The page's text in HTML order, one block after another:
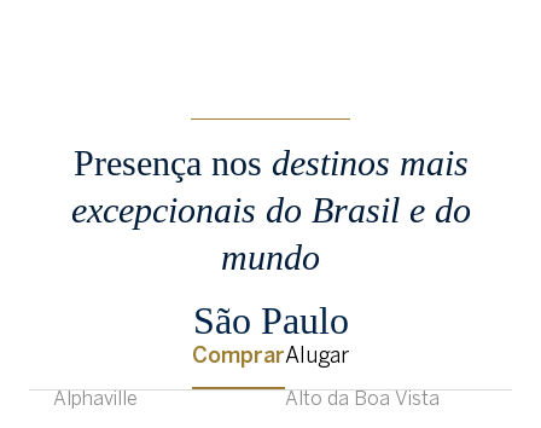
Presença nos destinos mais
excepcionais do Brasil e do
mundo
São Paulo
ComprarAlugar
Alphaville Alto da Boa Vista